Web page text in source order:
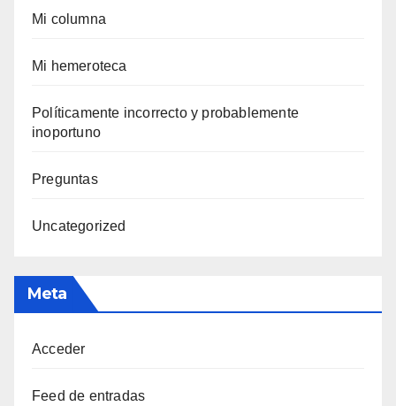
Mi columna
Mi hemeroteca
Polí­ticamente incorrecto y probablemente
inoportuno
Preguntas
Uncategorized
Meta
Acceder
Feed de entradas